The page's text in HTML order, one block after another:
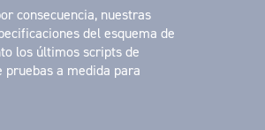
consecuencia, nuestras
del esquema de
los últimos scripts de
a medida para